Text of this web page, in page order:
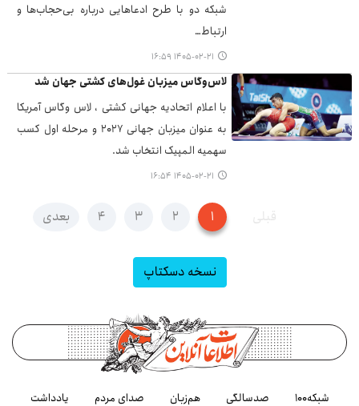
شبکه دو با طرح ادعاهایی درباره بی‌حجاب‌ها و
ارتباط…
۱۴۰۵-۰۲-۲۱ ۱۶:۵۹
لاس‌وگاس میزبان غول‌های کشتی جهان شد
با اعلام اتحادیه جهانی کشتی ، لاس وگاس آمریکا
به عنوان میزبان جهانی ۲۰۲۷ و مرحله اول کسب
سهمیه المپیک انتخاب شد.
۱۴۰۵-۰۲-۲۱ ۱۶:۵۴
قبلی ۱ ۲ ۳ ۴ بعدی
نسخه دسکتاپ
شبکه۱۰۰ صدسالگی هم‌زبان صدای مردم یادداشت